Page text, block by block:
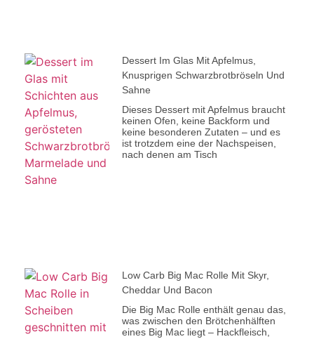
Dessert Im Glas Mit Apfelmus,
Knusprigen Schwarzbrotbröseln Und
Sahne
Dieses Dessert mit Apfelmus braucht
keinen Ofen, keine Backform und
keine besonderen Zutaten – und es
ist trotzdem eine der Nachspeisen,
nach denen am Tisch
Low Carb Big Mac Rolle Mit Skyr,
Cheddar Und Bacon
Die Big Mac Rolle enthält genau das,
was zwischen den Brötchenhälften
eines Big Mac liegt – Hackfleisch,